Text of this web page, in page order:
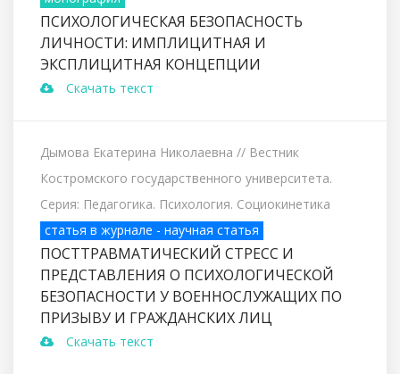
ПСИХОЛОГИЧЕСКАЯ БЕЗОПАСНОСТЬ
ЛИЧНОСТИ: ИМПЛИЦИТНАЯ И
ЭКСПЛИЦИТНАЯ КОНЦЕПЦИИ
Скачать текст
Дымова Екатерина Николаевна // Вестник
Костромского государственного университета.
Серия: Педагогика. Психология. Социокинетика
статья в журнале - научная статья
ПОСТТРАВМАТИЧЕСКИЙ СТРЕСС И
ПРЕДСТАВЛЕНИЯ О ПСИХОЛОГИЧЕСКОЙ
БЕЗОПАСНОСТИ У ВОЕННОСЛУЖАЩИХ ПО
ПРИЗЫВУ И ГРАЖДАНСКИХ ЛИЦ
Скачать текст